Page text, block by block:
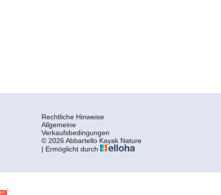
Rechtliche Hinweise
Allgemeine
Verkaufsbedingungen
© 2026 Abbartello Kayak Nature
| Ermöglicht durch